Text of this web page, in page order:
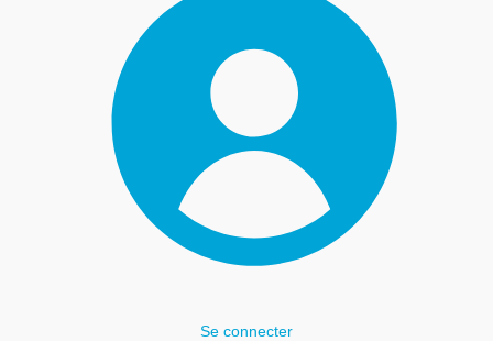
Se connecter